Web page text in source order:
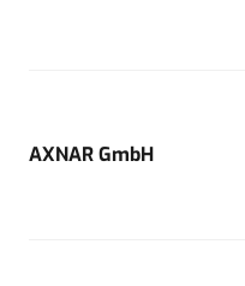
AXNAR GmbH